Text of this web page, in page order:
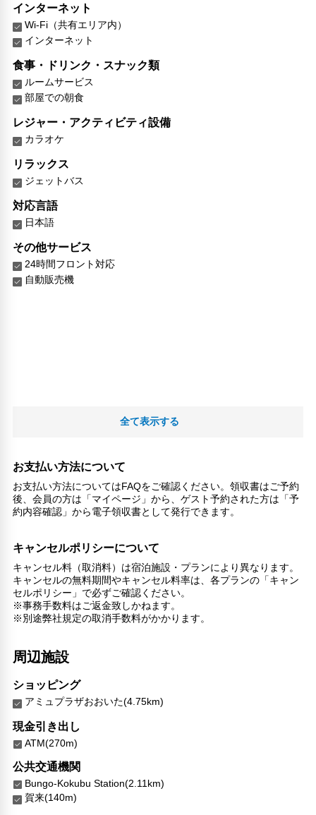
インターネット
Wi-Fi（共有エリア内）
インターネット
食事・ドリンク・スナック類
ルームサービス
部屋での朝食
レジャー・アクティビティ設備
カラオケ
リラックス
ジェットバス
対応言語
日本語
その他サービス
24時間フロント対応
自動販売機
全て表示する
お支払い方法について
お支払い方法についてはFAQをご確認ください。領収書はご予約
後、会員の方は「マイページ」から、ゲスト予約された方は「予
約内容確認」から電子領収書として発行できます。
キャンセルポリシーについて
キャンセル料（取消料）は宿泊施設・プランにより異なります。
キャンセルの無料期間やキャンセル料率は、各プランの「キャン
セルポリシー」で必ずご確認ください。
※事務手数料はご返金致しかねます。
※別途弊社規定の取消手数料がかかります。
周辺施設
ショッピング
アミュプラザおおいた(4.75km)
現金引き出し
ATM(270m)
公共交通機関
Bungo-Kokubu Station(2.11km)
賀来(140m)